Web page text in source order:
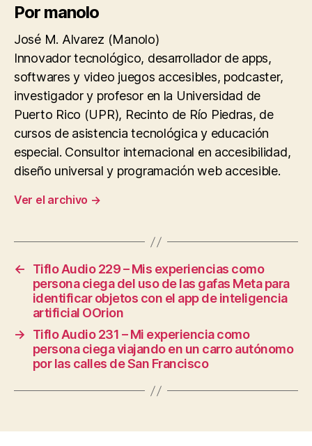
Por manolo
José M. Alvarez (Manolo)
Innovador tecnológico, desarrollador de apps,
softwares y video juegos accesibles, podcaster,
investigador y profesor en la Universidad de
Puerto Rico (UPR), Recinto de Río Piedras, de
cursos de asistencia tecnológica y educación
especial. Consultor internacional en accesibilidad,
diseño universal y programación web accesible.
Ver el archivo →
←
Tiflo Audio 229 – Mis experiencias como
persona ciega del uso de las gafas Meta para
identificar objetos con el app de inteligencia
artificial OOrion
→
Tiflo Audio 231 – Mi experiencia como
persona ciega viajando en un carro autónomo
por las calles de San Francisco